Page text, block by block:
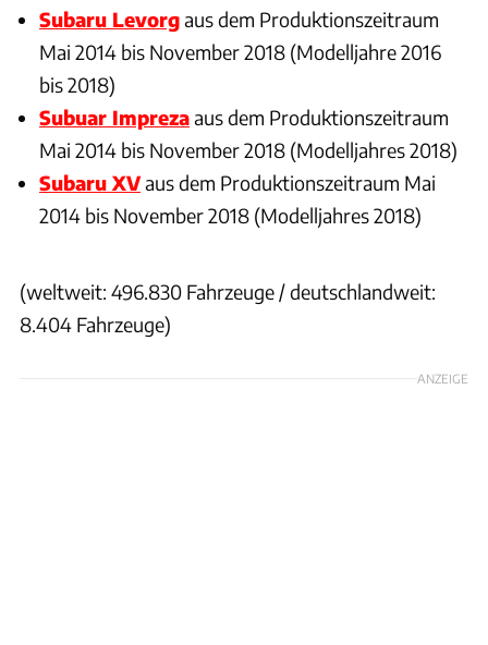
Subaru Levorgaus dem Produktionszeitraum
Mai 2014 bis November 2018 (Modelljahre 2016
bis 2018)
Subuar Imprezaaus dem Produktionszeitraum
Mai 2014 bis November 2018 (Modelljahres 2018)
Subaru XVaus dem Produktionszeitraum Mai
2014 bis November 2018 (Modelljahres 2018)
(weltweit: 496.830 Fahrzeuge / deutschlandweit:
8.404 Fahrzeuge)
ANZEIGE